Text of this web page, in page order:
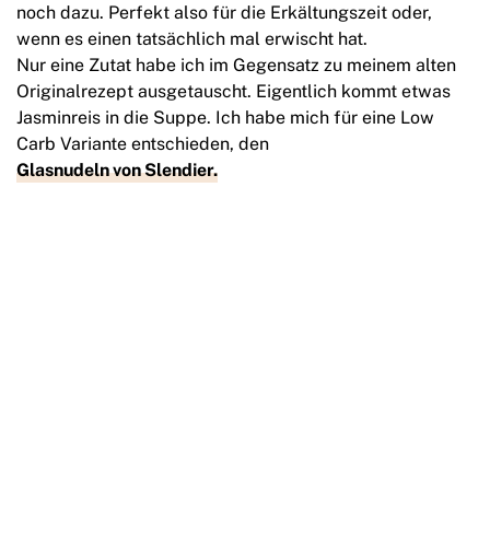
noch dazu. Perfekt also für die Erkältungszeit oder,
wenn es einen tatsächlich mal erwischt hat.
Nur eine Zutat habe ich im Gegensatz zu meinem alten
Originalrezept ausgetauscht. Eigentlich kommt etwas
Jasminreis in die Suppe. Ich habe mich für eine Low
Carb Variante entschieden, den
Glasnudeln von Slendier.